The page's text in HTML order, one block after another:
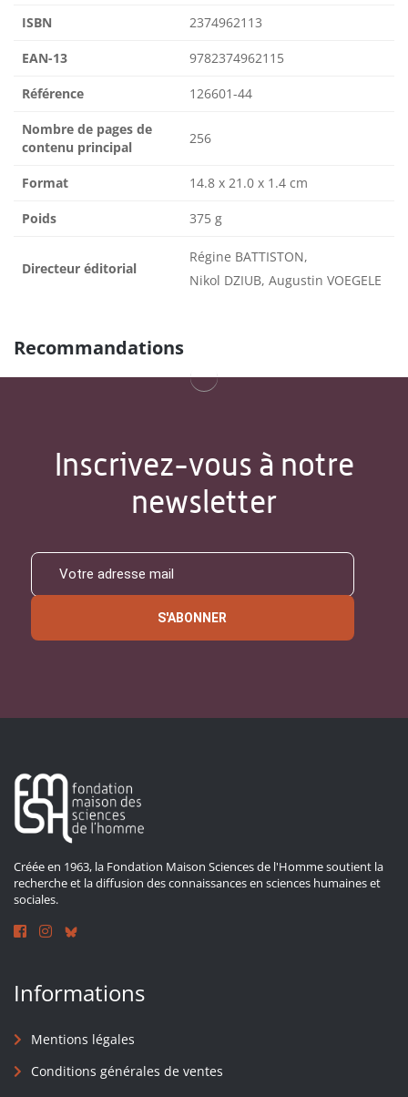
ISBN 2374962113
EAN-13 9782374962115
Référence 126601-44
Nombre de pages de
contenu principal
256
Format 14.8 x 21.0 x 1.4 cm
Poids 375 g
Directeur éditorial
Régine BATTISTON,
Nikol DZIUB, Augustin VOEGELE
Recommandations
Inscrivez-vous à notre
newsletter
S'ABONNER
Créée en 1963, la Fondation Maison Sciences de l'Homme soutient la
recherche et la diffusion des connaissances en sciences humaines et
sociales.
Informations
Mentions légales
Conditions générales de ventes